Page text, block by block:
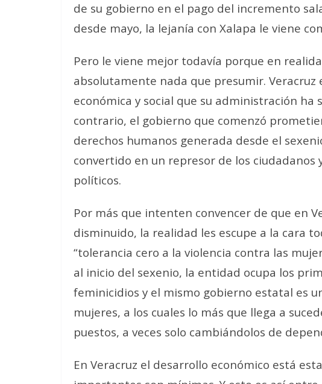
de su gobierno en el pago del incremento
desde mayo, la lejanía con Xalapa le viene
Pero le viene mejor todavía porque en
absolutamente nada que presumir. Veracruz
económica y social que su administración ha
contrario, el gobierno que comenzó
derechos humanos generada desde el
convertido en un represor de los ciudadanos
políticos.
Por más que intenten convencer de que en
disminuido, la realidad les escupe a la cara
“tolerancia cero a la violencia contra las
al inicio del sexenio, la entidad ocupa los
feminicidios y el mismo gobierno estatal es
mujeres, a los cuales lo más que llega a
puestos, a veces solo cambiándolos de
En Veracruz el desarrollo económico está